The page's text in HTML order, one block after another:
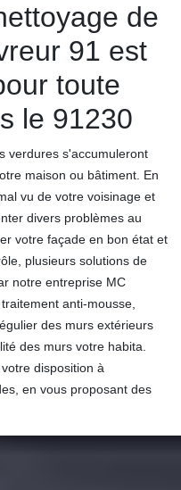
de
91 est
toute
le 91230
verdures s'accumuleront
maison ou bâtiment. En
vu de votre voisinage et
divers problèmes au
votre façade en bon état et
plusieurs solutions de
notre entreprise MC
anti-mousse,
des murs extérieurs
des murs votre habita.
disposition à
en vous proposant des